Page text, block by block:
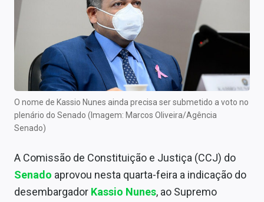
Comprar ou vender?
Carteiras Recomendadas
Central de Dividendos
Central de Fundos Imobiliários
Central dos IPOs
Finanças Pessoais
Mercados
O nome de Kassio Nunes ainda precisa ser submetido a voto no
plenário do Senado (Imagem: Marcos Oliveira/Agência
Senado)
A Comissão de Constituição e Justiça (CCJ) do
Senado aprovou nesta quarta-feira a indicação do
desembargador Kassio Nunes, ao Supremo